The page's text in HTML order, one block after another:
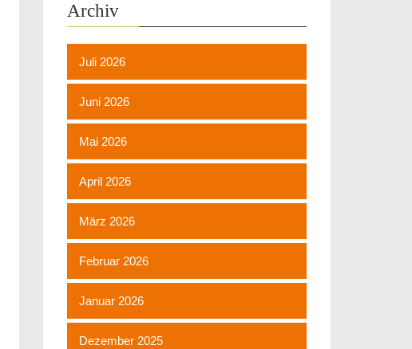
Archiv
Juli 2026
Juni 2026
Mai 2026
April 2026
März 2026
Februar 2026
Januar 2026
Dezember 2025